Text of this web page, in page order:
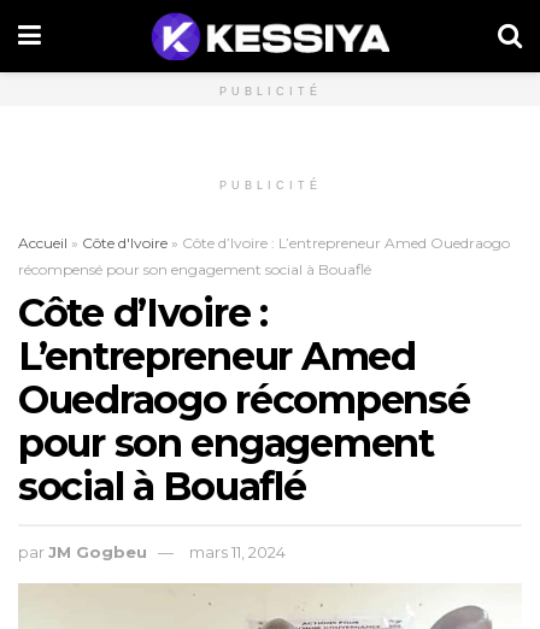
PUBLICITÉ
PUBLICITÉ
Accueil » Côte d'Ivoire » Côte d’Ivoire : L’entrepreneur Amed Ouedraogo
récompensé pour son engagement social à Bouaflé
Côte d’Ivoire :
L’entrepreneur Amed
Ouedraogo récompensé
pour son engagement
social à Bouaflé
parJM Gogbeu mars 11, 2024